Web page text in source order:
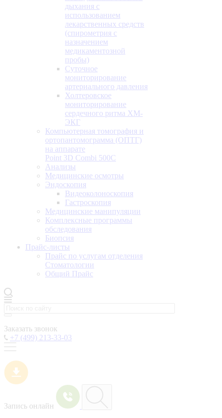
дыхания с
использованием
лекарственных средств
(спирометрия с
назначением
медикаментозной
пробы)
Суточное
мониторирование
артериального давления
Холтеровское
мониторирование
сердечного ритма ХМ-
ЭКГ
Компьютерная томография и
ортопантомограмма (ОПТГ)
на аппарате
Point 3D Combi 500C
Анализы
Медицинские осмотры
Эндоскопия
Видеоколоноскопия
Гастроскопия
Медицинские манипуляции
Комплексные программы
обследования
Биопсия
Прайс-листы
Прайс по услугам отделения
Стоматологии
Общий Прайс
Заказать звонок
+7 (499) 213-33-03
Запись онлайн